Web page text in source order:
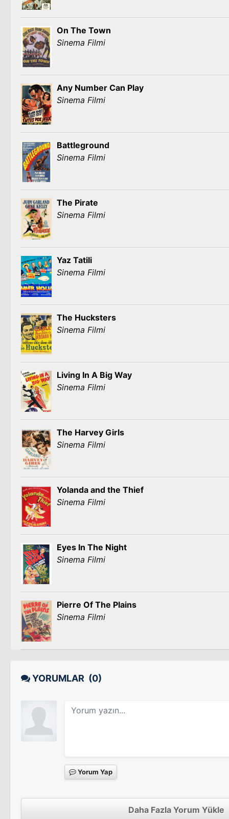
On The Town
Sinema Filmi
Any Number Can Play
Sinema Filmi
Battleground
Sinema Filmi
The Pirate
Sinema Filmi
Yaz Tatili
Sinema Filmi
The Hucksters
Sinema Filmi
Living In A Big Way
Sinema Filmi
The Harvey Girls
Sinema Filmi
Yolanda and the Thief
Sinema Filmi
Eyes In The Night
Sinema Filmi
Pierre Of The Plains
Sinema Filmi
YORUMLAR (0)
Yorum Yap
Daha Fazla Yorum Yükle